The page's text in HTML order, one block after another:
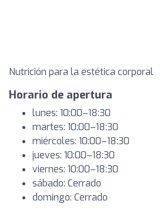
Nutrición para la estética corporal
Horario de apertura
lunes: 10:00–18:30
martes: 10:00–18:30
miércoles: 10:00–18:30
jueves: 10:00–18:30
viernes: 10:00–18:30
sábado: Cerrado
domingo: Cerrado